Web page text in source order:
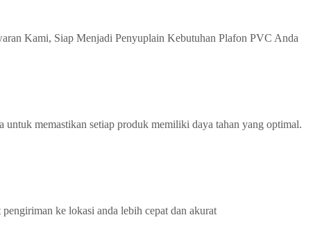
Kami, Siap Menjadi Penyuplain Kebutuhan Plafon PVC Anda
untuk memastikan setiap produk memiliki daya tahan yang optimal.
ke lokasi anda lebih cepat dan akurat